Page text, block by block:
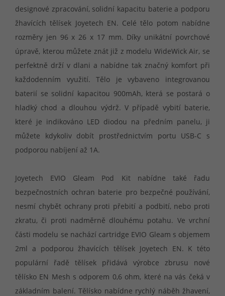
designové zpracování, solidní kapacitu baterie a podporu
žhavících tělísek Joyetech EN. Celé tělo potom nabídne
rozměry jen 96 x 26 x 17 mm. Díky unikátní povrchové
úpravě, kterou můžete znát již z modelu WideWick Air, se
perfektně drží v dlani a nabídne tak značný komfort při
každodenním využití. Tělo je vybaveno integrovanou
baterií se solidní kapacitou 900mAh, která se postará o
hladký chod a dlouhou výdrž. V případě vybití baterie,
které je indikováno LED diodou na předním panelu, ji
můžete kdykoliv dobít prostřednictvím portu USB-C s
podporou nabíjení až 1A.
Joyetech EVIO Gleam Pod Kit nabídne také řadu
bezpečnostních ochran baterie pro bezpečné používání,
nesmí chybět ochrany proti přebití a podbití, nebo proti
zkratu, či proti nadměrně dlouhému potahu. Ve vrchní
části modelu se nachází cartridge EVIO Gleam s objemem
2ml a podporou žhavících tělísek Joyetech EN. K této
populární řadě tělísek přidává výrobce zbrusu nové
tělísko EN Mesh s odporem 0,6 ohm, které na vás čeká v
základním balení. Tělísko nabídne rychlý náběh žhavení,